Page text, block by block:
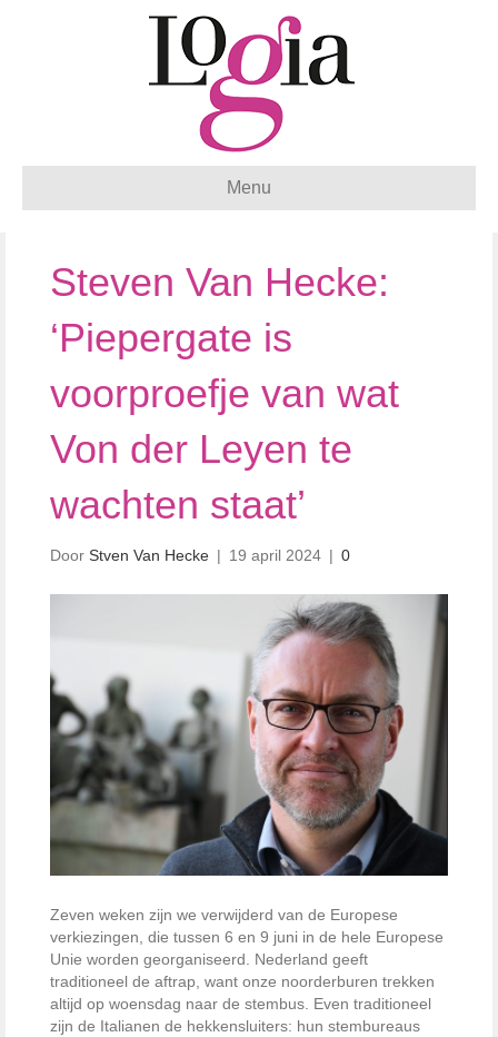
Menu
Steven Van Hecke:
‘Piepergate is
voorproefje van wat
Von der Leyen te
wachten staat’
Door Stven Van Hecke | 19 april 2024 | 0
Zeven weken zijn we verwijderd van de Europese
verkiezingen, die tussen 6 en 9 juni in de hele Europese
Unie worden georganiseerd. Nederland geeft
traditioneel de aftrap, want onze noorderburen trekken
altijd op woensdag naar de stembus. Even traditioneel
zijn de Italianen de hekkensluiters: hun stembureaus